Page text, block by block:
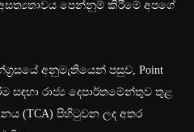
පෙන්නුම් කිරීමේ අපගේ
අනුමැතියෙන් පසුව, Point
සඳහා රාජ්‍ය දෙපාර්තමේන්තුව තුළ
(TCA) පිහිටුවන ලද අතර